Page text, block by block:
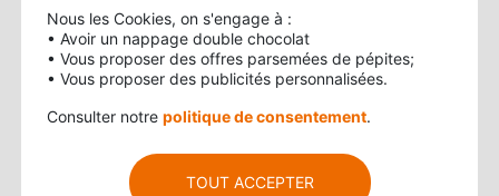
en audiologie et en dentaire. Ensuite, une
augmentation de 100 euros a été validée pour le
remboursement des aides auditives (Assurance
maladie et complémentaire santé). Cela
Nous les Cookies, on s'engage à :
• Avoir un nappage double chocolat
• Vous proposer des offres parsemées de pépites;
• Vous proposer des publicités personnalisées.
Consulter notre politique de consentement.
TOUT ACCEPTER